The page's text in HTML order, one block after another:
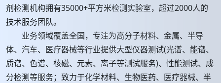
剂检测机构拥有35000+平方米检测实验室，超过2000人的
技术服务团队。
业务领域覆盖全国，专注为高分子材料、金属、半导
体、汽车、医疗器械等行业提供大型仪器测试(光谱、能谱、
质谱、色谱、核磁、元素、离子等测试服务)、性能测试、成
分检测等服务；致力于化学材料、生物医药、医疗器械、半